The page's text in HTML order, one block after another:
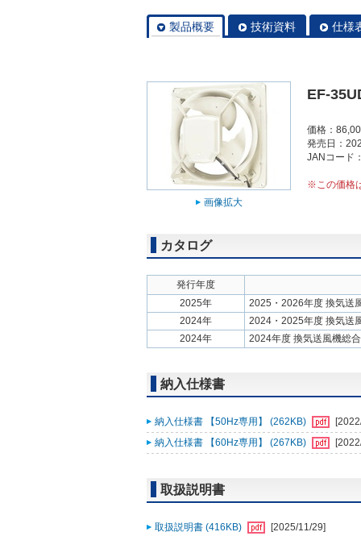
製品概要 技術資料 仕様
画像拡大
EF-
価格：
発売日：
JANコード
※この価格
カタログ
発行年度
2025年
2025・2026年度 換気送
2024年
2024・2025年度 換気送
2024年
2024年度 換気送風機総
納入仕様書
納入仕様書 【50Hz専用】 (262KB)
納入仕様書 【60Hz専用】 (267KB)
取扱説明書
取扱説明書 (416KB) [2025/11/29]